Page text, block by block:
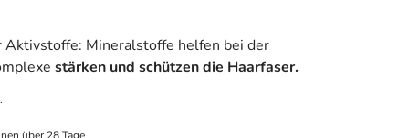
Aktivstoffe: Mineralstoffe helfen bei der
stärken und schützen die Haarfaser.
über 28 Tage